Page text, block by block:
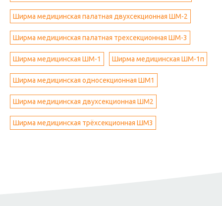
Ширма медицинская палатная двухсекционная ШМ-2
Ширма медицинская палатная трехсекционная ШМ-3
Ширма медицинская ШМ-1 Ширма медицинская ШМ-1п
Ширма медицинская односекционная ШМ1
Ширма медицинская двухсекционная ШМ2
Ширма медицинская трёхсекционная ШМ3